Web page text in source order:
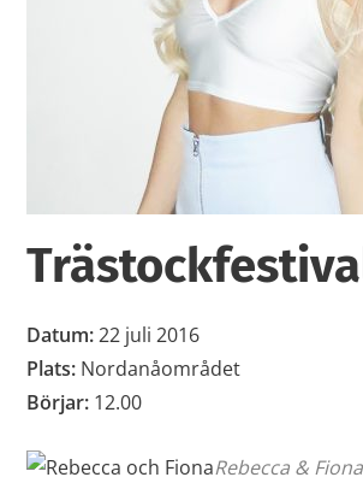
Datum:22 juli 2016
Plats:Nordanåområdet
Börjar:12.00
Rebecca &